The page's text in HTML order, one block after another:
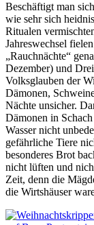
Beschäftigt man
wie sehr sich
Ritualen
Jahreswechsel
„Rauchnächte“
Dezember) und
Volksglauben der
Dämonen,
Nächte unsicher.
Dämonen in
Wasser nicht
gefährliche Tiere
besonderes Brot
nicht lüften und
Zeit, denn die
die Wirtshäuser